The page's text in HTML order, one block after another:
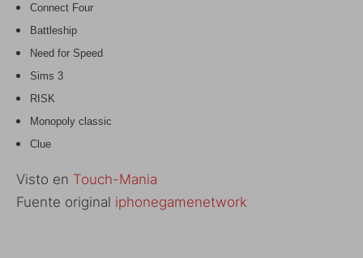
Connect Four
Battleship
Need for Speed
Sims 3
RISK
Monopoly classic
Clue
Visto en Touch-Mania
Fuente original iphonegamenetwork